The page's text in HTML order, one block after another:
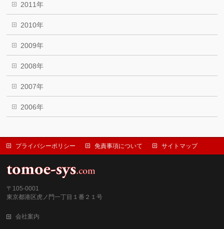
2011年
2010年
2009年
2008年
2007年
2006年
プライバシーポリシー 免責事項について サイトマップ
〒105-0001
東京都港区虎ノ門一丁目１番２１号
会社案内